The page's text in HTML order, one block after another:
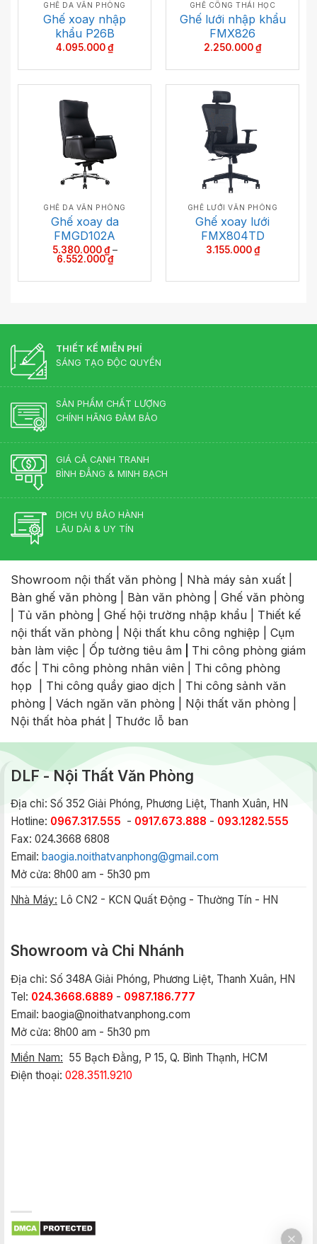
GHẾ DA VĂN PHÒNG
Ghế xoay nhập
khẩu P26B
4.095.000₫
GHẾ CÔNG THÁI HỌC
Ghế lưới nhập khẩu
FMX826
2.250.000₫
GHẾ DA VĂN PHÒNG
Ghế xoay da
FMGD102A
5.380.000₫ –
6.552.000₫Khoảng
giá:
GHẾ LƯỚI VĂN PHÒNG
Ghế xoay lưới
FMX804TD
3.155.000₫
THIẾT KẾ MIỄN PHÍ
SÁNG TẠO ĐỘC QUYỀN
SẢN PHẨM CHẤT LƯỢNG
CHÍNH HÃNG ĐẢM BẢO
GIÁ CẢ CẠNH TRANH
BÌNH ĐẲNG & MINH BẠCH
DỊCH VỤ BẢO HÀNH
LÂU DÀI & UY TÍN
Showroom nội thất văn phòng Nhà máy sản xuất
Bàn ghế văn phòng
Bàn văn phòng
Ghế văn phòng
Tủ văn phòng Ghế hội trường nhập khẩu
Thiết kế
nội thất văn phòng
Nội thất khu công nghiệp
Cụm
bàn làm việc
Ốp tường tiêu âm
Thi công phòng giám
đốc
Thi công phòng nhân viên
Thi công phòng
họp
Thi công quầy giao dịch
Thi công sảnh văn
phòng
Vách ngăn văn phòng Nội thất văn phòng
Nội thất hòa phát
Thước lỗ ban
DLF - Nội Thất Văn Phòng
Địa chỉ: Số 352 Giải Phóng, Phương Liệt, Thanh Xuân, HN
Hotline: 0967.317.555 - 0917.673.888 - 093.1282.555
Fax: 024.3668 6808
Email: baogia.noithatvanphong@gmail.com
Mở cửa: 8h00 am - 5h30 pm
Nhà Máy: Lô CN2 - KCN Quất Động - Thường Tín - HN
Showroom và Chi Nhánh
Địa chỉ: Số 348A Giải Phóng, Phương Liệt, Thanh Xuân, HN
Tel: 024.3668.6889 - 0987.186.777
Email: baogia@noithatvanphong.com
Mở cửa: 8h00 am - 5h30 pm
Miền Nam: 55 Bạch Đằng, P 15, Q. Bình Thạnh, HCM
Điện thoại: 028.3511.9210